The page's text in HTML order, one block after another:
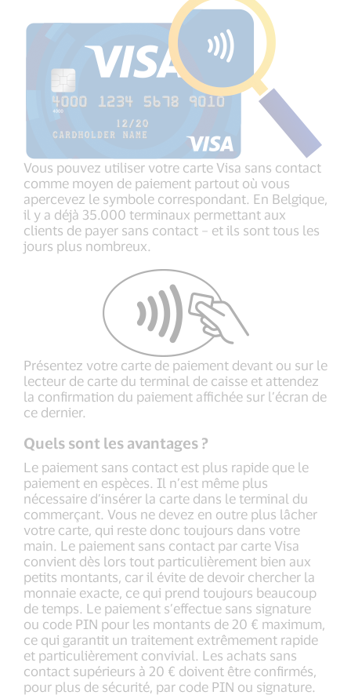
Vous pouvez utiliser votre carte Visa sans contact
comme moyen de paiement partout où vous
apercevez le symbole correspondant. En Belgique,
il y a déjà 35.000 terminaux permettant aux
clients de payer sans contact – et ils sont tous les
jours plus nombreux.
Présentez votre carte de paiement devant ou sur le
lecteur de carte du terminal de caisse et attendez
la confirmation du paiement affichée sur l’écran de
ce dernier.
Quels sont les avantages ?
Le paiement sans contact est plus rapide que le
paiement en espèces. Il n’est même plus
nécessaire d’insérer la carte dans le terminal du
commerçant. Vous ne devez en outre plus lâcher
votre carte, qui reste donc toujours dans votre
main. Le paiement sans contact par carte Visa
convient dès lors tout particulièrement bien aux
petits montants, car il évite de devoir chercher la
monnaie exacte, ce qui prend toujours beaucoup
de temps. Le paiement s’effectue sans signature
ou code PIN pour les montants de 20 € maximum,
ce qui garantit un traitement extrêmement rapide
et particulièrement convivial. Les achats sans
contact supérieurs à 20 € doivent être confirmés,
pour plus de sécurité, par code PIN ou signature.